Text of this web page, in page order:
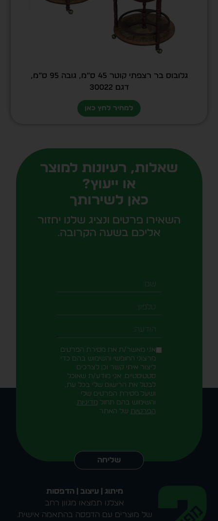
גלובוס בר רצפתי קוטר 45 ס”מ, גובה 95 ס”מ,
דגם 30022
למחיר לחץ כאן
שאלות, רעיונות למוצר
או ייעוץ?
כאן לשירותך
השאירו פרטים ונציג שלנו יחזור
אליכם בשעה הקרובה.
שם
טלפון
הודעה
אני מאשר/ת את מסירת הפרטים
מרצוני החופשי והשימוש בהם כדי
ליצור איתי קשר וכן לצרכים
סטטיסטיים. אני מודע/ת שאוכל
לבטל את הרישום שלי בכל עת,
ושעל מסירת הפרטים שלי
והשימוש בהם תחול מדיניות
הפרטיות של האתר
שליחה
מיתוג | עיצוב | הדפסות
אצלנו תמצאו מגוון רחב
של מוצרים עם הדפסה בהתאמה אישית.